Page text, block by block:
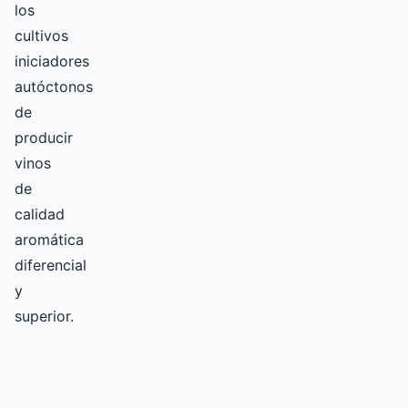
los
cultivos
iniciadores
autóctonos
de
producir
vinos
de
calidad
aromática
diferencial
y
superior.